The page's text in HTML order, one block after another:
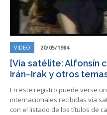
VIDEO 20/05/1984
[Vía satélite: Alfonsín
Irán–Irak y otros
En este registro puede verse
internacionales recibidas vía
con el listado de los títulos de